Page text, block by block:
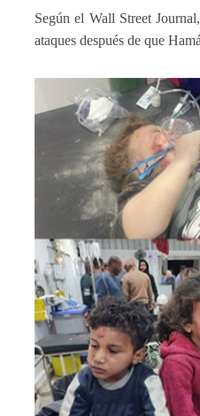
Según el Wall Street
ataques después de que